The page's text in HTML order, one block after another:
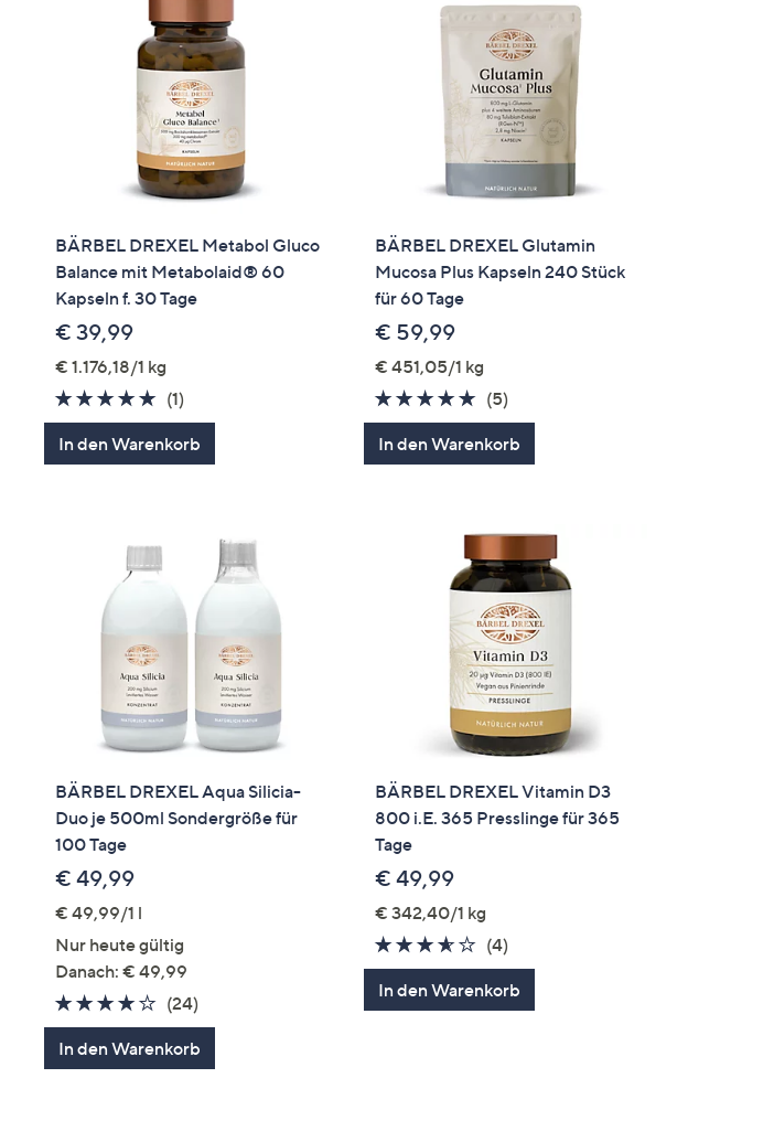
BÄRBEL DREXEL Metabol Gluco
Balance mit Metabolaid® 60
Kapseln f. 30 Tage
€ 39,99
€ 1.176,18/1 kg
5.0
von
5
(1)
Bewertungen
In den Warenkorb
BÄRBEL DREXEL Glutamin
Mucosa Plus Kapseln 240 Stück
für 60 Tage
€ 59,99
€ 451,05/1 kg
4.6
von
5
(5)
Bewertungen
In den Warenkorb
BÄRBEL DREXEL Aqua Silicia-
Duo je 500ml Sondergröße für
100 Tage
€ 49,99
€ 49,99/1 l
Nur heute gültig
Danach: € 49,99
3.8
von
5
(24)
Bewertungen
In den Warenkorb
BÄRBEL DREXEL Vitamin D3
800 i.E. 365 Presslinge für 365
Tage
€ 49,99
€ 342,40/1 kg
3.5
von
5
(4)
Bewertungen
In den Warenkorb